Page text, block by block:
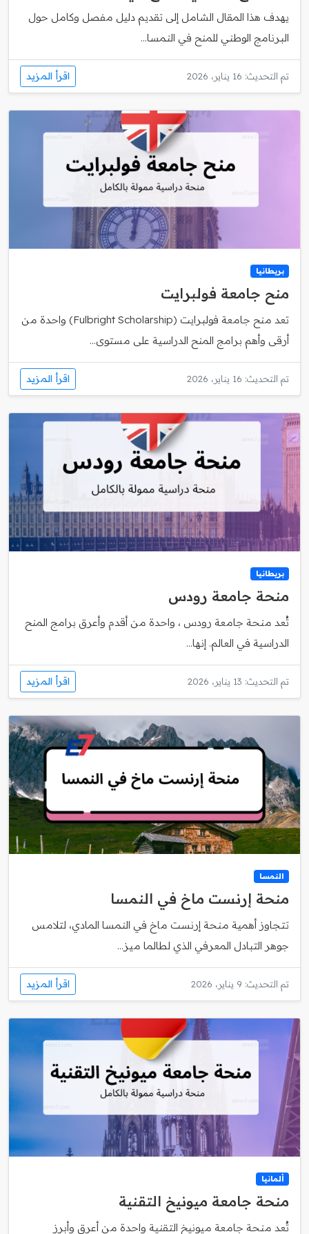
يهدف هذا المقال الشامل إلى تقديم دليل مفصل وكامل حول
البرنامج الوطني للمنح في النمسا...
تم التحديث: 16 يناير، 2026 اقرأ المزيد
بريطانيا
منح جامعة فولبرايت
تعد منح جامعة فولبرايت (Fulbright Scholarship) واحدة من
أرقى وأهم برامج المنح الدراسية على مستوى...
تم التحديث: 16 يناير، 2026 اقرأ المزيد
بريطانيا
منحة جامعة رودس
تُعد منحة جامعة رودس ، واحدة من أقدم وأعرق برامج المنح
الدراسية في العالم. إنها...
تم التحديث: 13 يناير، 2026 اقرأ المزيد
النمسا
منحة إرنست ماخ في النمسا
تتجاوز أهمية منحة إرنست ماخ في النمسا المادي، لتلامس
جوهر التبادل المعرفي الذي لطالما ميز...
تم التحديث: 9 يناير، 2026 اقرأ المزيد
ألمانيا
منحة جامعة ميونيخ التقنية
تُعد منحة جامعة ميونيخ التقنية واحدة من أعرق وأبرز